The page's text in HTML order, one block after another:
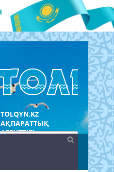
TOLQYN.KZ
АҚПАРАТТЫҚ
АГЕНТТІГІ